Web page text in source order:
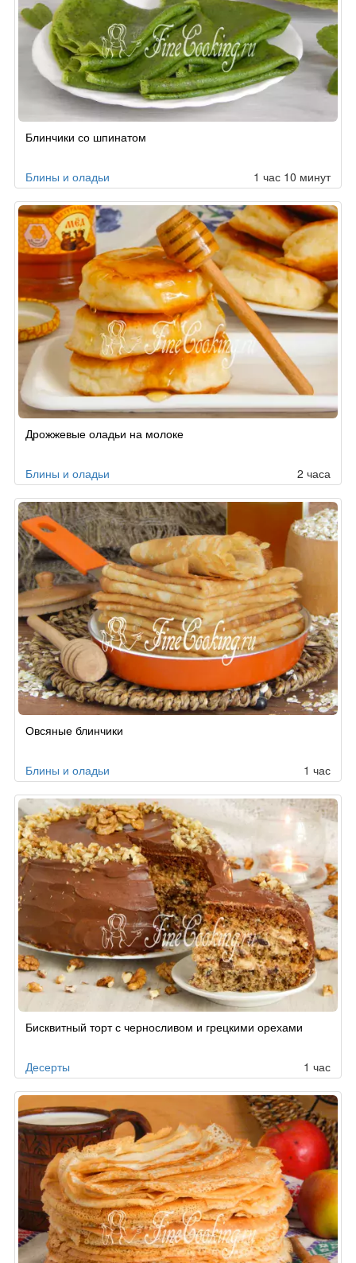
Блинчики со шпинатом
Блины и оладьи 1 час 10 минут
Дрожжевые оладьи на молоке
Блины и оладьи 2 часа
Овсяные блинчики
Блины и оладьи 1 час
Бисквитный торт с черносливом и грецкими орехами
Десерты 1 час